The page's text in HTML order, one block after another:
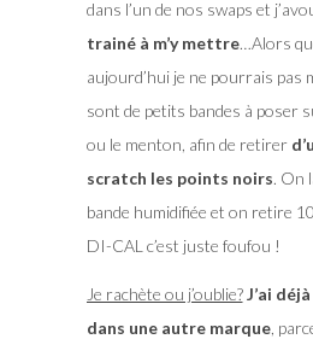
dans l’un de nos swaps et
trainé à m’y mettre…Alors
aujourd’hui je ne pourrais pas
sont de petits bandes à poser
ou le menton, afin de retirer
scratch les points noirs. On
bande humidifiée et on retire
DI-CAL c’est juste foufou !
Je rachète ou j’oublie?J’ai
dans une autre marque,